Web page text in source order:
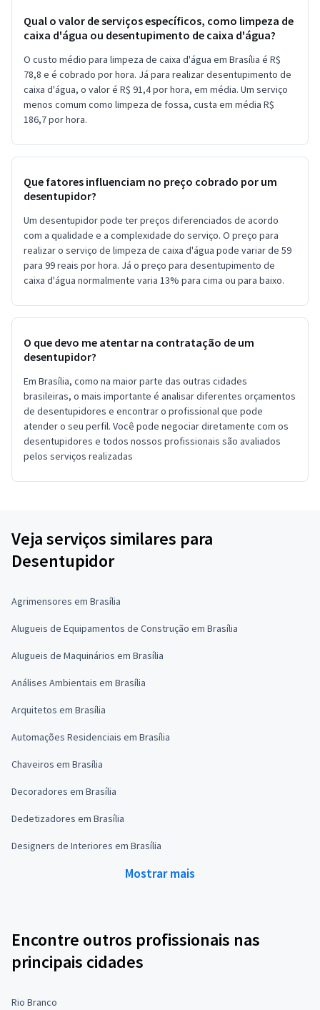
Qual o valor de serviços específicos, como limpeza de
caixa d'água ou desentupimento de caixa d'água?
O custo médio para limpeza de caixa d'água em Brasília é R$
78,8 e é cobrado por hora. Já para realizar desentupimento de
caixa d'água, o valor é R$ 91,4 por hora, em média. Um serviço
menos comum como limpeza de fossa, custa em média R$
186,7 por hora.
Que fatores influenciam no preço cobrado por um
desentupidor?
Um desentupidor pode ter preços diferenciados de acordo
com a qualidade e a complexidade do serviço. O preço para
realizar o serviço de limpeza de caixa d'água pode variar de 59
para 99 reais por hora. Já o preço para desentupimento de
caixa d'água normalmente varia 13% para cima ou para baixo.
O que devo me atentar na contratação de um
desentupidor?
Em Brasília, como na maior parte das outras cidades
brasileiras, o mais importante é analisar diferentes orçamentos
de desentupidores e encontrar o profissional que pode
atender o seu perfil. Você pode negociar diretamente com os
desentupidores e todos nossos profissionais são avaliados
pelos serviços realizadas
Veja serviços similares para
Desentupidor
Agrimensores em Brasília
Alugueis de Equipamentos de Construção em Brasília
Alugueis de Maquinários em Brasília
Análises Ambientais em Brasília
Arquitetos em Brasília
Automações Residenciais em Brasília
Chaveiros em Brasília
Decoradores em Brasília
Dedetizadores em Brasília
Designers de Interiores em Brasília
Mostrar mais
Encontre outros profissionais nas
principais cidades
Rio Branco